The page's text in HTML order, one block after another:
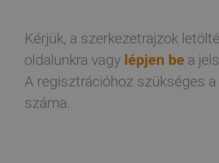
Kérjük, a szerkezetrajzok
oldalunkra vagy lépjen be a
A regisztrációhoz szükséges
száma.